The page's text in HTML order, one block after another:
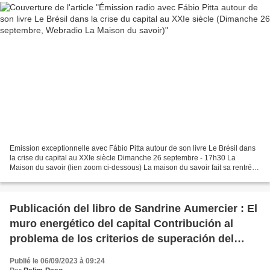
Emission exceptionnelle avec Fábio Pitta autour de son livre Le Brésil dans
la crise du capital au XXIe siècle Dimanche 26 septembre - 17h30 La
Maison du savoir (lien zoom ci-dessous) La maison du savoir fait sa rentrée
Publicación del libro de Sandrine Aumercier : El
muro energético del capital Contribución al
problema de los criterios de superación del
capitalismo desde la perspectiva de la crítica de
Publié le 06/09/2023 à 09:24